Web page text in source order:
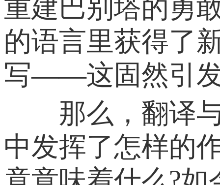
重建巴别塔的勇
的语言里获得了
写——这固然引
那么，翻译与
中发挥了怎样的